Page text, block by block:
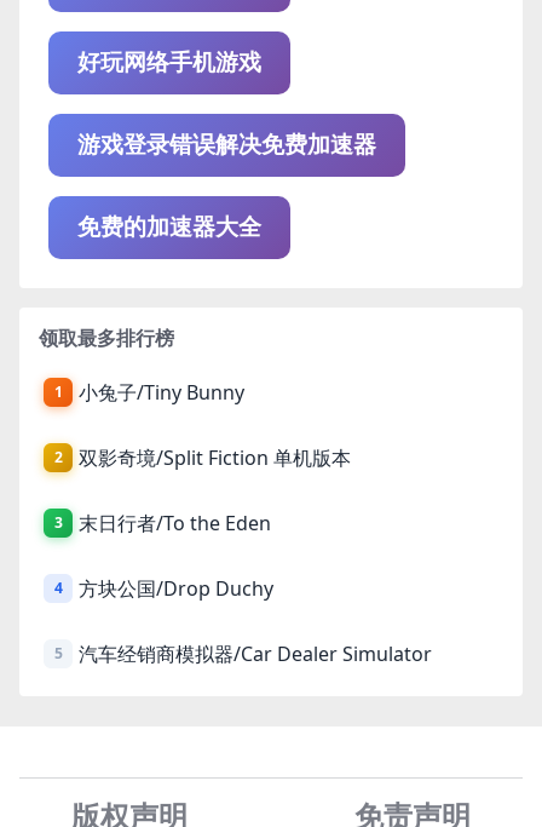
好玩网络手机游戏
游戏登录错误解决免费加速器
免费的加速器大全
领取最多排行榜
1 小兔子/Tiny Bunny
2 双影奇境/Split Fiction 单机版本
3 末日行者/To the Eden
4 方块公国/Drop Duchy
5 汽车经销商模拟器/Car Dealer Simulator
版权声明 免责声明